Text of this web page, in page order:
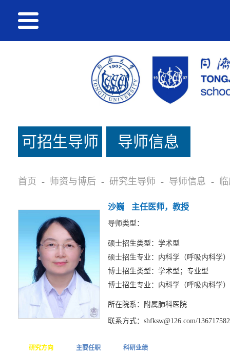
可招生导师
名单
导师信息
首页 - 师资与博后 - 研究生导师 - 导师信息 -
沙巍 主任医师，教授
导师类型：
硕士招生类型：学术型
硕士招生专业：内科学（呼吸内科学）
博士招生类型：学术型；专业型
博士招生专业：内科学（呼吸内科学）
所在院系：附属肺科医院
联系方式：shfksw@126.com/
研究方向 主要任职 科研业绩